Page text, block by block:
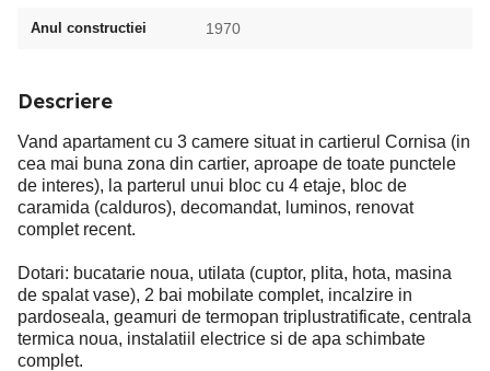
Anul constructiei 1970
Descriere
Vand apartament cu 3 camere situat in cartierul Cornisa (in
cea mai buna zona din cartier, aproape de toate punctele
de interes), la parterul unui bloc cu 4 etaje, bloc de
caramida (calduros), decomandat, luminos, renovat
complet recent.
Dotari: bucatarie noua, utilata (cuptor, plita, hota, masina
de spalat vase), 2 bai mobilate complet, incalzire in
pardoseala, geamuri de termopan triplustratificate, centrala
termica noua, instalatiil electrice si de apa schimbate
complet.